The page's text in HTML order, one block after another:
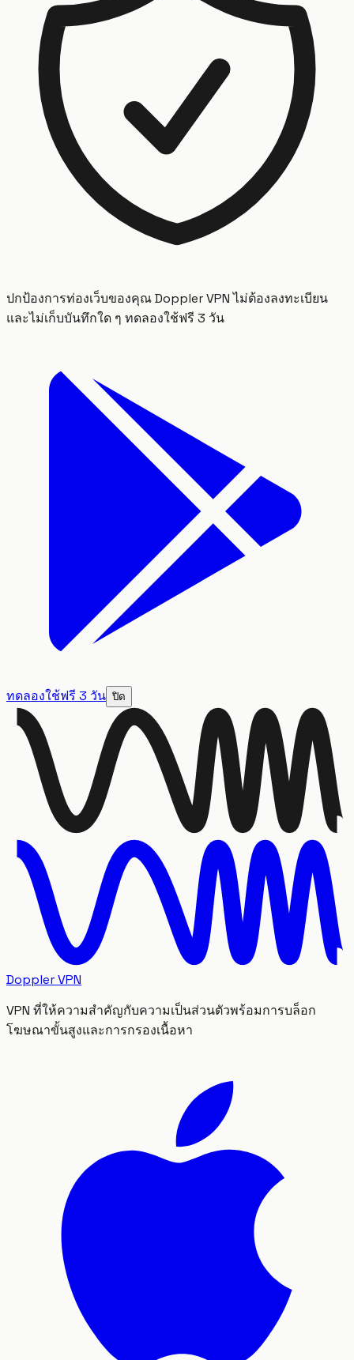
ปกป้องการท่องเว็บของคุณ Doppler VPN ไม่ต้องลงทะเบียน
และไม่เก็บบันทึกใด ๆ ทดลองใช้ฟรี 3 วัน
ทดลองใช้ฟรี 3 วัน ปิด
Doppler VPN
VPN ที่ให้ความสำคัญกับความเป็นส่วนตัวพร้อมการบล็อก
โฆษณาขั้นสูงและการกรองเนื้อหา